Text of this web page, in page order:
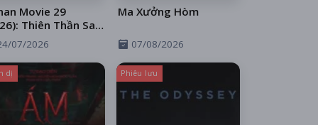
Movie 29
Thiên Thần Sa
Trên Xa Lộ
07/2026
Ma Xưởng Hòm
07/08/2026
dị Phiêu lưu